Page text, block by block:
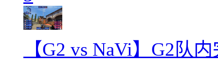
【G2 vs NaVi】G2队